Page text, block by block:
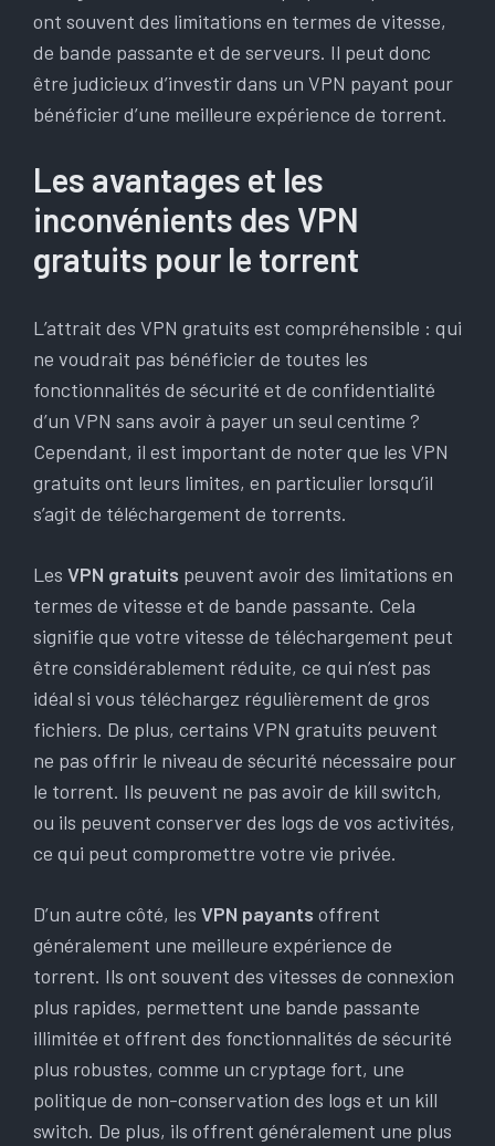
ont souvent des limitations en termes de vitesse,
de bande passante et de serveurs. Il peut donc
être judicieux d’investir dans un VPN payant pour
bénéficier d’une meilleure expérience de torrent.
Les avantages et les
inconvénients des VPN
gratuits pour le torrent
L’attrait des VPN gratuits est compréhensible : qui
ne voudrait pas bénéficier de toutes les
fonctionnalités de sécurité et de confidentialité
d’un VPN sans avoir à payer un seul centime ?
Cependant, il est important de noter que les VPN
gratuits ont leurs limites, en particulier lorsqu’il
s’agit de téléchargement de torrents.
Les VPN gratuits peuvent avoir des limitations en
termes de vitesse et de bande passante. Cela
signifie que votre vitesse de téléchargement peut
être considérablement réduite, ce qui n’est pas
idéal si vous téléchargez régulièrement de gros
fichiers. De plus, certains VPN gratuits peuvent
ne pas offrir le niveau de sécurité nécessaire pour
le torrent. Ils peuvent ne pas avoir de kill switch,
ou ils peuvent conserver des logs de vos activités,
ce qui peut compromettre votre vie privée.
D’un autre côté, les VPN payants offrent
généralement une meilleure expérience de
torrent. Ils ont souvent des vitesses de connexion
plus rapides, permettent une bande passante
illimitée et offrent des fonctionnalités de sécurité
plus robustes, comme un cryptage fort, une
politique de non-conservation des logs et un kill
switch. De plus, ils offrent généralement une plus